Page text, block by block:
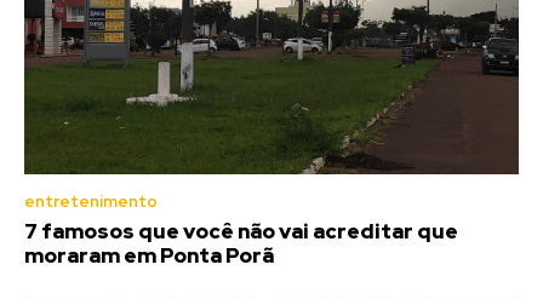
entretenimento
7 famosos que você não vai acreditar que
moraram em Ponta Porã